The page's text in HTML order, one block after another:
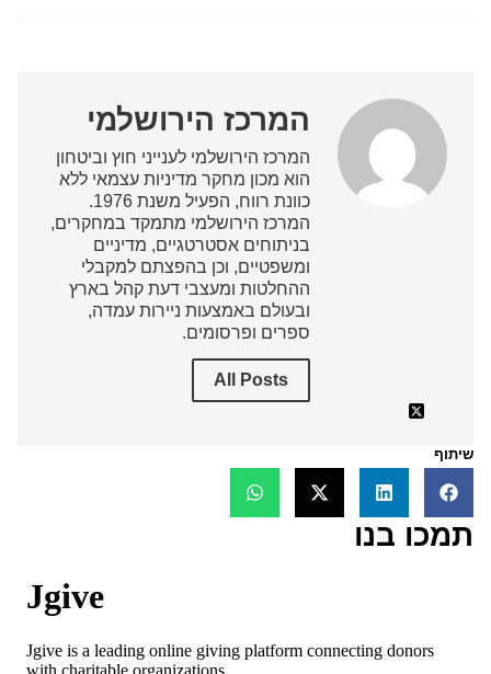
המרכז הירושלמי
המרכז הירושלמי לענייני חוץ וביטחון
הוא מכון מחקר מדיניות עצמאי ללא
כוונת רווח, הפעיל משנת 1976.
המרכז הירושלמי מתמקד במחקרים,
בניתוחים אסטרטגיים, מדיניים
ומשפטיים, וכן בהפצתם למקבלי
ההחלטות ומעצבי דעת קהל בארץ
ובעולם באמצעות ניירות עמדה,
ספרים ופרסומים.
All Posts
שיתוף
תמכו בנו